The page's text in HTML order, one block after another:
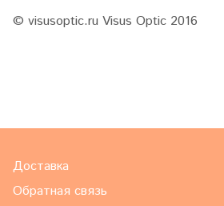
© visusoptic.ru Visus Optic 2016
Доставка
Обратная связь